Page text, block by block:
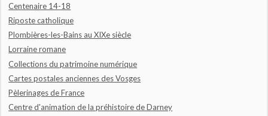
Centenaire 14-18
Riposte catholique
Plombières-les-Bains au XIXe siècle
Lorraine romane
Collections du patrimoine numérique
Cartes postales anciennes des Vosges
Pèlerinages de France
Centre d'animation de la préhistoire de Darney